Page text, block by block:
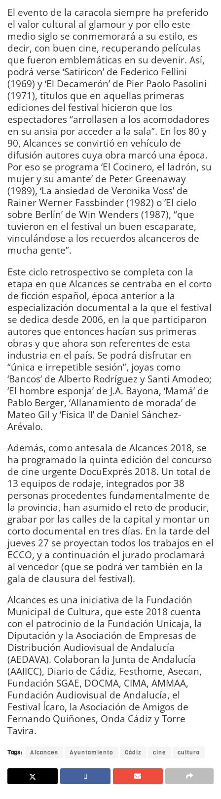
El evento de la caracola siempre ha preferido
el valor cultural al glamour y por ello este
medio siglo se conmemorará a su estilo, es
decir, con buen cine, recuperando películas
que fueron emblemáticas en su devenir. Así,
podrá verse ‘Satiricon’ de Federico Fellini
(1969) y ‘El Decamerón’ de Pier Paolo Pasolini
(1971), títulos que en aquellas primeras
ediciones del festival hicieron que los
espectadores “arrollasen a los acomodadores
en su ansia por acceder a la sala”. En los 80 y
90, Alcances se convirtió en vehículo de
difusión autores cuya obra marcó una época.
Por eso se programa ‘El Cocinero, el ladrón, su
mujer y su amante’ de Peter Greenaway
(1989), ‘La ansiedad de Veronika Voss’ de
Rainer Werner Fassbinder (1982) o ‘El cielo
sobre Berlín’ de Win Wenders (1987), “que
tuvieron en el festival un buen escaparate,
vinculándose a los recuerdos alcanceros de
mucha gente”.
Este ciclo retrospectivo se completa con la
etapa en que Alcances se centraba en el corto
de ficción español, época anterior a la
especialización documental a la que el festival
se dedica desde 2006, en la que participaron
autores que entonces hacían sus primeras
obras y que ahora son referentes de esta
industria en el país. Se podrá disfrutar en
“única e irrepetible sesión”, joyas como
‘Bancos’ de Alberto Rodríguez y Santi Amodeo;
‘El hombre esponja’ de J.A. Bayona, ‘Mamá’ de
Pablo Berger, ‘Allanamiento de morada’ de
Mateo Gil y ‘Física II’ de Daniel Sánchez-
Arévalo.
Además, como antesala de Alcances 2018, se
ha programado la quinta edición del concurso
de cine urgente DocuExprés 2018. Un total de
13 equipos de rodaje, integrados por 38
personas procedentes fundamentalmente de
la provincia, han asumido el reto de producir,
grabar por las calles de la capital y montar un
corto documental en tres días. En la tarde del
jueves 27 se proyectan todos los trabajos en el
ECCO, y a continuación el jurado proclamará
al vencedor (que se podrá ver también en la
gala de clausura del festival).
Alcances es una iniciativa de la Fundación
Municipal de Cultura, que este 2018 cuenta
con el patrocinio de la Fundación Unicaja, la
Diputación y la Asociación de Empresas de
Distribución Audiovisual de Andalucía
(AEDAVA). Colaboran la Junta de Andalucía
(AAIICC), Diario de Cádiz, Festhome, Asecan,
Fundación SGAE, DOCMA, CIMA, AMMAA,
Fundación Audiovisual de Andalucía, el
Festival Ícaro, la Asociación de Amigos de
Fernando Quiñones, Onda Cádiz y Torre
Tavira.
Tags: Alcances Ayuntamiento Cádiz cine cultura